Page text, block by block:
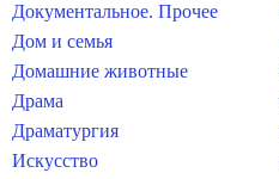
Документальное. Прочее
Дом и семья
Домашние животные
Драма
Драматургия
Искусство